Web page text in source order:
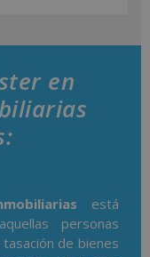
en
está
personas
de bienes